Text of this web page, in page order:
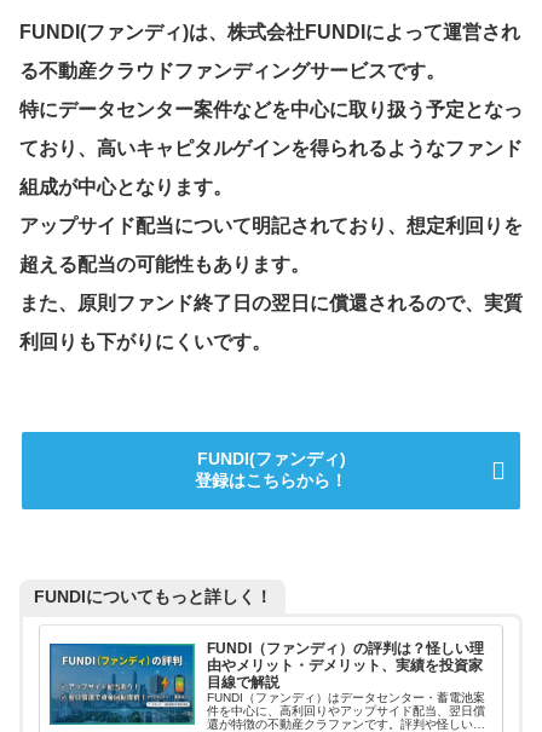
FUNDI(ファンディ)は、株式会社FUNDIによって運営され
る不動産クラウドファンディングサービスです。
特にデータセンター案件などを中心に取り扱う予定となっ
ており、高いキャピタルゲインを得られるようなファンド
組成が中心となります。
アップサイド配当について明記されており、想定利回りを
超える配当の可能性もあります。
また、原則ファンド終了日の翌日に償還されるので、実質
利回りも下がりにくいです。
FUNDI(ファンディ)
登録はこちらから！
FUNDIについてもっと詳しく！
FUNDI（ファンディ）の評判は？怪しい理
由やメリット・デメリット、実績を投資家
目線で解説
FUNDI（ファンディ）はデータセンター・蓄電池案
件を中心に、高利回りやアップサイド配当、翌日償
還が特徴の不動産クラファンです。評判や怪しい理